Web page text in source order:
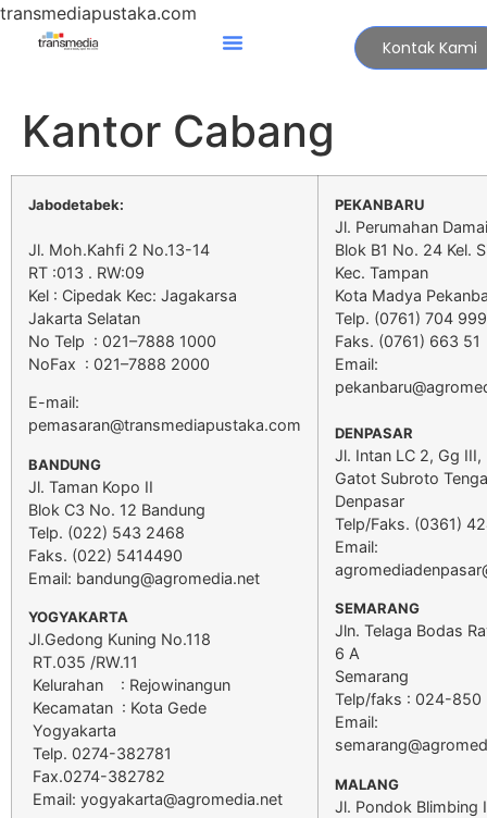
transmediapustaka.com
Kontak Kami
Kantor Cabang
Jabodetabek:
Jl. Moh.Kahfi 2 No.13-14
RT :013 . RW:09
Kel : Cipedak Kec: Jagakarsa
Jakarta Selatan
No Telp : 021–7888 1000
NoFax : 021–7888 2000
E-mail:
pemasaran@transmediapustaka.com
BANDUNG
Jl. Taman Kopo II
Blok C3 No. 12 Bandung
Telp. (022) 543 2468
Faks. (022) 5414490
Email: bandung@agromedia.net
YOGYAKARTA
Jl.Gedong Kuning No.118
RT.035 /RW.11
Kelurahan : Rejowinangun
Kecamatan : Kota Gede
Yogyakarta
Telp. 0274-382781
Fax.0274-382782
Email: yogyakarta@agromedia.net
PEKANBARU
Jl. Perumahan
Blok B1 No. 24 Kel.
Kec. Tampan
Kota Madya
Telp. (0761) 704
Faks. (0761) 663 51
Email:
DENPASAR
Jl. Intan LC 2, Gg III,
Gatot Subroto
Denpasar
Telp/Faks. (0361)
Email:
SEMARANG
Jln. Telaga Bodas
6 A
Semarang
Telp/faks : 024-850
Email:
MALANG
Jl. Pondok Blimbing